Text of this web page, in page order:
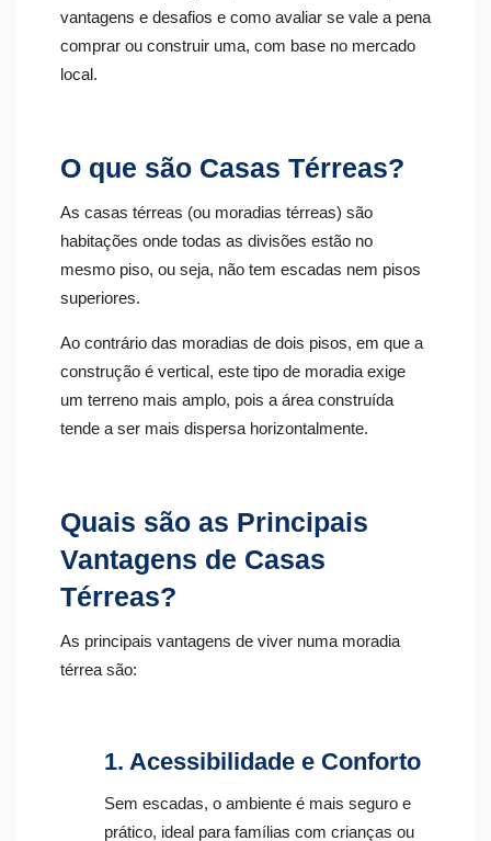
vantagens e desafios e como avaliar se vale a pena
comprar ou construir uma, com base no mercado
local.
O que são Casas Térreas?
As casas térreas (ou moradias térreas) são
habitações onde todas as divisões estão no
mesmo piso, ou seja, não tem escadas nem pisos
superiores.
Ao contrário das moradias de dois pisos, em que a
construção é vertical, este tipo de moradia exige
um terreno mais amplo, pois a área construída
tende a ser mais dispersa horizontalmente.
Quais são as Principais
Vantagens de Casas
Térreas?
As principais vantagens de viver numa moradia
térrea são:
1. Acessibilidade e Conforto
Sem escadas, o ambiente é mais seguro e
prático, ideal para famílias com crianças ou